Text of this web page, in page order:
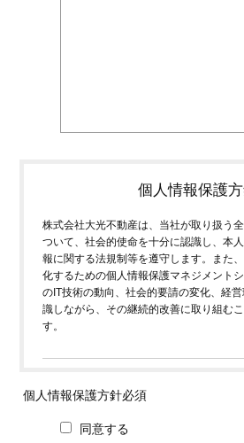
個人情報保護
株式会社大光不動産は、当社が取り扱う
ついて、社会的使命を十分に認識し、本
報に関する法規制等を遵守します。また
化するための個人情報保護マネジメント
のIT技術の動向、社会的要請の変化、経
識しながら、その継続的改善に取り組む
す。
員の雇用、人事管理等の当社の正当な
用目的の達成に必要な範囲を超えた個
個人情報保護方針必須
同意する